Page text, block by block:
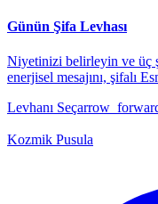
Günün Şifa Levhası
Niyetinizi belirleyin ve üç
enerjisel mesajını, şifalı
Levhanı Seç
Kozmik Pusula